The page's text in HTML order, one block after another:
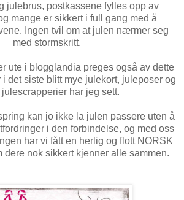
julebrus, postkassene fylles opp av
mange er sikkert i full gang med å
Ingen tvil om at julen nærmer seg
med stormskritt.
ute i blogglandia preges også av dette
det siste blitt mye julekort, juleposer og
har jeg sett.
kan jo ikke la julen passere uten å
i den forbindelse, og med oss
har vi fått en herlig og flott NORSK
dere nok sikkert kjenner alle sammen.